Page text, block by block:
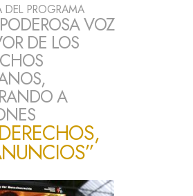
DEL PROGRAMA
VOZ
DE LOS
A